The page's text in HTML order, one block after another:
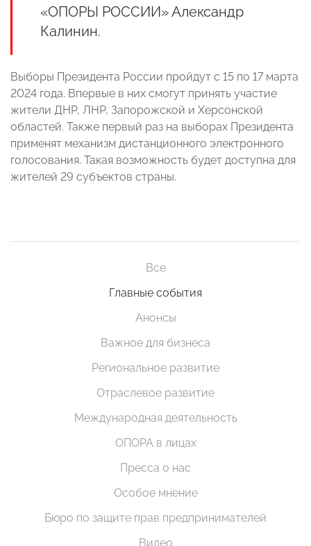
«ОПОРЫ РОССИИ» Александр
Калинин.
Выборы Президента России пройдут с 15 по 17 марта
2024 года. Впервые в них смогут принять участие
жители ДНР, ЛНР, Запорожской и Херсонской
областей. Также первый раз на выборах Президента
применят механизм дистанционного электронного
голосования. Такая возможность будет доступна для
жителей 29 субъектов страны.
Все
Главные события
Анонсы
Важное для бизнеса
Региональное развитие
Отраслевое развитие
Международная деятельность
ОПОРА в лицах
Пресса о нас
Особое мнение
Бюро по защите прав предпринимателей
Видео